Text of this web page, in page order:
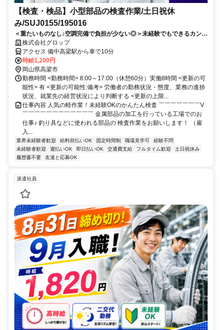
【検査・検品】小型部品の検査作業/土日祝休
み/SUJ0155/195016
＜重たいものなし♪空調完備で負担が少ない◎＞未経験でもできるカンタ
ン検査☆土日祝休み・無料駐車場あり
株式会社グロップ
アクセス 備中高梁駅から車で10分
時給1,200円
岡山県高梁市
勤務時間 <勤務時間> 8:00～17:00（休憩60分）実働8時間 <更新の可
能性> 有 <更新の可能性:備考> 労働者の勤務状況・態度、業務の進捗
状況、就業先の経営状況により判断する <更新の上限...
仕事内容 人気の軽作業！未経験OKのかんたん検査 ￣￣￣￣￣￣￣V
￣￣￣￣￣￣￣￣￣￣￣￣ 金属部品の加工を行っている工場でのお
仕事♪ 釣り具などに使われる部品の 検査作業をお願いします！ （雇
入...
業界未経験者歓迎 給料前払いOK 固定時間制 職場見学可
経験不問
未経験者歓迎
週払いOK 即日払いOK 交通費支給 フルタイム歓迎
土日祝休み
履歴書不要
友達と応募OK
派遣社員